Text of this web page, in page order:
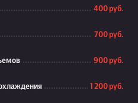
400 руб.
700 руб.
900 руб.
1 200 руб.